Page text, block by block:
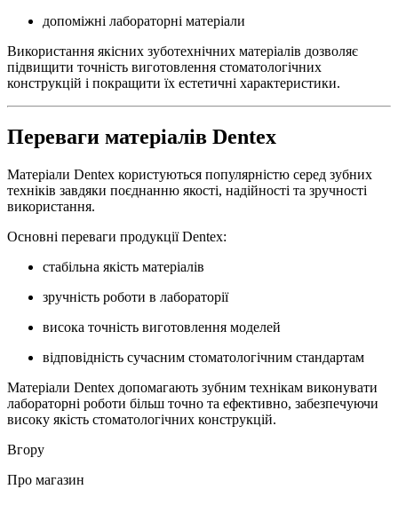
допоміжні лабораторні матеріали
Використання якісних зуботехнічних матеріалів дозволяє
підвищити точність виготовлення стоматологічних
конструкцій і покращити їх естетичні характеристики.
Переваги матеріалів Dentex
Матеріали Dentex користуються популярністю серед зубних
техніків завдяки поєднанню якості, надійності та зручності
використання.
Основні переваги продукції Dentex:
стабільна якість матеріалів
зручність роботи в лабораторії
висока точність виготовлення моделей
відповідність сучасним стоматологічним стандартам
Матеріали Dentex допомагають зубним технікам виконувати
лабораторні роботи більш точно та ефективно, забезпечуючи
високу якість стоматологічних конструкцій.
Вгору
Про магазин